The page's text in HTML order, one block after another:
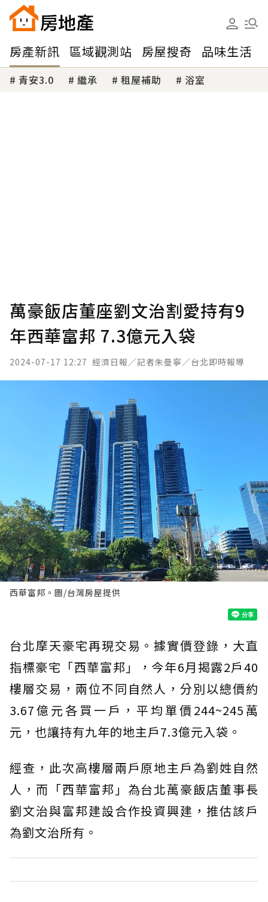
房產新訊 區域觀測站 房屋搜奇 品味生活
青安3.0 繼承 租屋補助 浴室
萬豪飯店董座劉文治割愛持有9
年西華富邦 7.3億元入袋
2024-07-17 12:27 經濟日報／記者朱曼寧／台北即時報導
西華富邦。圖/台灣房屋提供
台北摩天豪宅再現交易。據實價登錄，大直
指標豪宅「西華富邦」，今年6月揭露2戶40
樓層交易，兩位不同自然人，分別以總價約
3.67億元各買一戶，平均單價244~245萬
元，也讓持有九年的地主戶7.3億元入袋。
經查，此次高樓層兩戶原地主戶為劉姓自然
人，而「西華富邦」為台北萬豪飯店董事長
劉文治與富邦建設合作投資興建，推估該戶
為劉文治所有。